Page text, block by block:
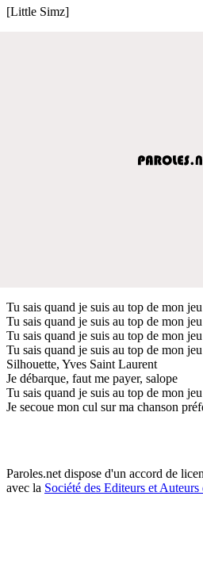
[Little Simz]
Tu sais quand je suis au top de mon jeu
Tu sais quand je suis au top de mon jeu
Tu sais quand je suis au top de mon jeu
Tu sais quand je suis au top de mon jeu
Silhouette, Yves Saint Laurent
Je débarque, faut me payer, salope
Tu sais quand je suis au top de mon jeu
Je secoue mon cul sur ma chanson
Paroles.net dispose d'un accord de
avec la Société des Editeurs et